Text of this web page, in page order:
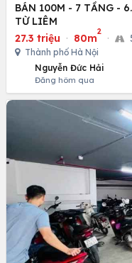
BÁN 100M - 7 TẦNG -
TỪ LIÊM
27.3 triệu · 80m
2
·
Thành phố Hà Nội
Nguyễn Đức Hải
Đăng hôm qua